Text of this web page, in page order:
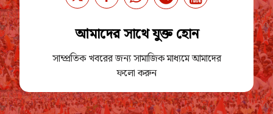
আমাদের সাথে যুক্ত হোন
সাম্প্রতিক খবরের জন্য সামাজিক মাধ্যমে আমাদের
ফলো করুন